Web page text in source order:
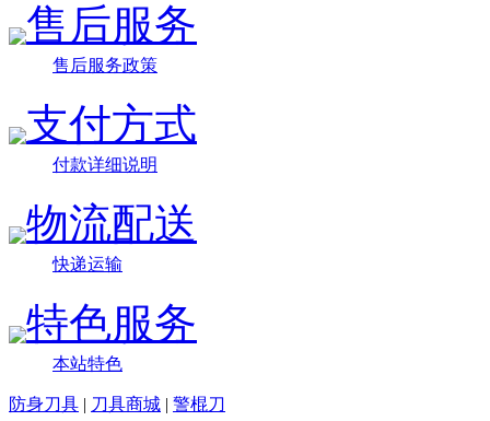
售后服务
售后服务政策
支付方式
付款详细说明
物流配送
快递运输
特色服务
本站特色
防身刀具 | 刀具商城 | 警棍刀